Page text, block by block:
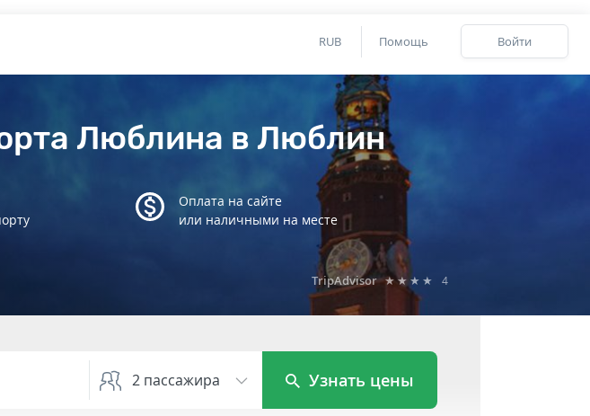
RUB Помощь Войти
Люблина в Люблин
Оплата на сайте
или наличными на месте
TripAdvisor ★★★★ 4
2 пассажира Узнать цены